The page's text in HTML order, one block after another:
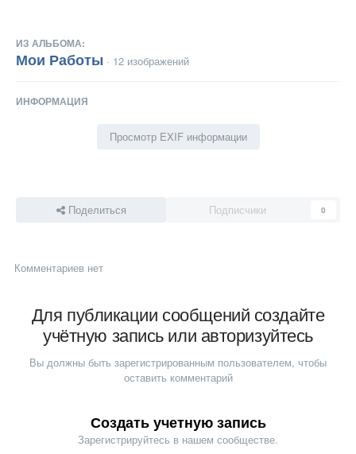
ИЗ АЛЬБОМА:
Мои Работы · 12 изображений
ИНФОРМАЦИЯ
Просмотр EXIF информации
Поделиться Подписчики 0
Комментариев нет
Для публикации сообщений создайте
учётную запись или авторизуйтесь
Вы должны быть зарегистрированным пользователем, чтобы
оставить комментарий
Создать учетную запись
Зарегистрируйтесь в нашем сообществе.